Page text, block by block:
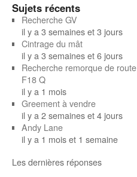
Sujets récents
Recherche GV
il y a 3 semaines et 3 jours
Cintrage du mât
il y a 3 semaines et 6 jours
Recherche remorque de route
F18 Q
il y a 1 mois
Greement à vendre
il y a 2 semaines et 4 jours
Andy Lane
il y a 1 mois et 1 semaine
Les dernières réponses